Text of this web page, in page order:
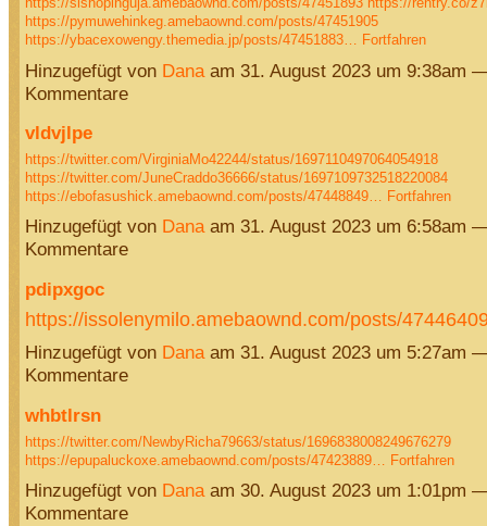
https://pymuwehinkeg.amebaownd.com/posts/47451905
https://ybacexowengy.themedia.jp/posts/47451883… Fortfahren
Hinzugefügt von Danaam 31. August 2023 um 9:38am
Kommentare
vldvjlpe
https://twitter.com/VirginiaMo42244/status/1697110497064054918
https://twitter.com/JuneCraddo36666/status/1697109732518220084
https://ebofasushick.amebaownd.com/posts/47448849… Fortfahren
Hinzugefügt von Danaam 31. August 2023 um 6:58am
Kommentare
pdipxgoc
https://issolenymilo.amebaownd.com/posts/
Hinzugefügt von Danaam 31. August 2023 um 5:27am
Kommentare
whbtlrsn
https://twitter.com/NewbyRicha79663/status/1696838008249676279
https://epupaluckoxe.amebaownd.com/posts/47423889… Fortfahren
Hinzugefügt von Danaam 30. August 2023 um 1:01pm
Kommentare